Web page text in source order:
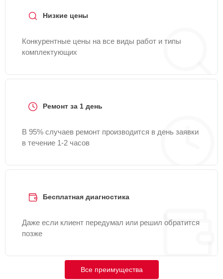
Низкие цены
Конкурентные цены на все виды работ и типы
комплектующих
Ремонт за 1 день
В 95% случаев ремонт производится в день заявки
в течение 1-2 часов
Бесплатная диагностика
Даже если клиент передумал или решил обратится
позже
Все преимущества